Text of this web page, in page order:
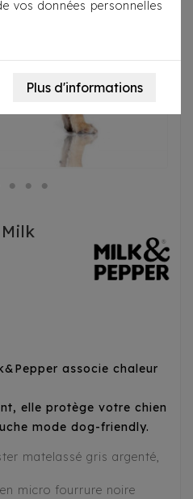
associe chaleur
elle protège votre chien
mode dog-friendly.
matelassé gris argenté,
micro fourrure noire
vos données personnelles